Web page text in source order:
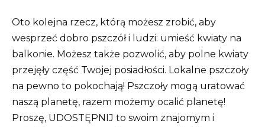
Oto kolejna rzecz, którą możesz zrobić, aby
wesprzeć dobro pszczół i ludzi: umieść kwiaty na
balkonie. Możesz także pozwolić, aby polne kwiaty
przejęły część Twojej posiadłości. Lokalne pszczoły
na pewno to pokochają! Pszczoły mogą uratować
naszą planetę, razem możemy ocalić planetę!
Proszę, UDOSTĘPNIJ to swoim znajomym i